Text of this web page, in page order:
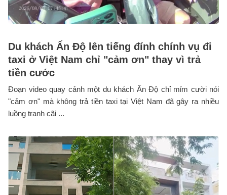
Du khách Ấn Độ lên tiếng đính chính vụ đi
taxi ở Việt Nam chỉ "cảm ơn" thay vì trả
tiền cước
Đoạn video quay cảnh một du khách Ấn Độ chỉ mỉm cười nói
"cảm ơn" mà không trả tiền taxi tại Việt Nam đã gây ra nhiều
luồng tranh cãi ...